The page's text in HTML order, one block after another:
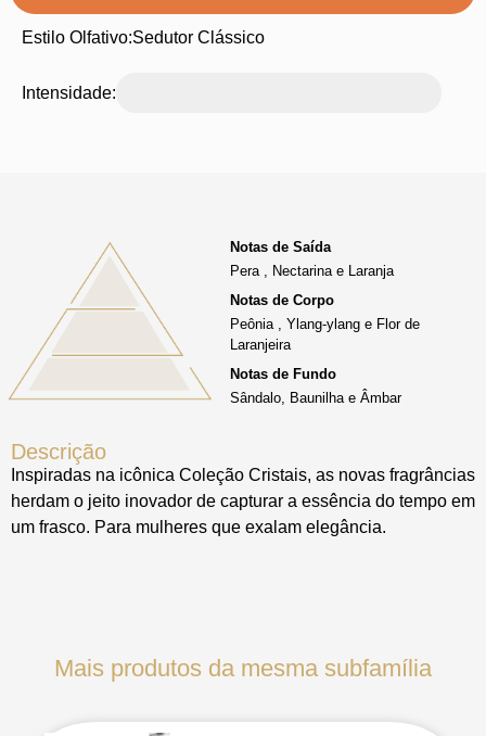
Estilo Olfativo:Sedutor Clássico
Intensidade:
Descrição
Inspiradas na icônica Coleção Cristais, as novas fragrâncias
herdam o jeito inovador de capturar a essência do tempo em
um frasco. Para mulheres que exalam elegância.
Notas de Saída
Pera , Nectarina e Laranja
Notas de Corpo
Peônia , Ylang-ylang e Flor de
Laranjeira
Notas de Fundo
Sândalo, Baunilha e Âmbar
Mais produtos da mesma subfamília